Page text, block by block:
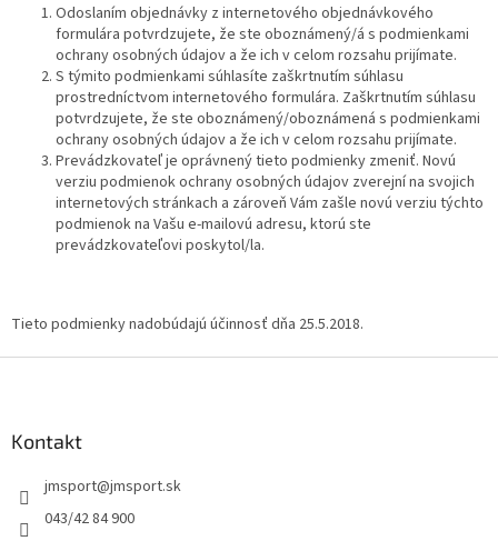
Odoslaním objednávky z internetového objednávkového
formulára potvrdzujete, že ste oboznámený/á s podmienkami
ochrany osobných údajov a že ich v celom rozsahu prijímate.
S týmito podmienkami súhlasíte zaškrtnutím súhlasu
prostredníctvom internetového formulára. Zaškrtnutím súhlasu
potvrdzujete, že ste oboznámený/oboznámená s podmienkami
ochrany osobných údajov a že ich v celom rozsahu prijímate.
Prevádzkovateľ je oprávnený tieto podmienky zmeniť. Novú
verziu podmienok ochrany osobných údajov zverejní na svojich
internetových stránkach a zároveň Vám zašle novú verziu týchto
podmienok na Vašu e-mailovú adresu, ktorú ste
prevádzkovateľovi poskytol/la.
Tieto podmienky nadobúdajú účinnosť dňa 25.5.2018.
Kontakt
jmsport@jmsport.sk
043/42 84 900